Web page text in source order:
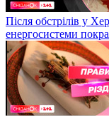
Після обстрілів у
енергосистеми